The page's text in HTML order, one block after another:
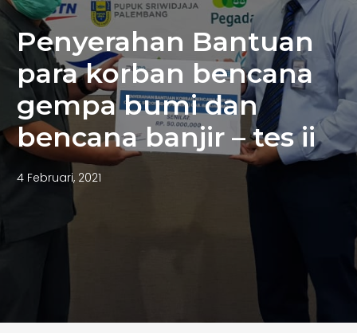
Penyerahan Bantuan
para korban bencana
gempa bumi dan
bencana banjir – tes ii
4 Februari, 2021